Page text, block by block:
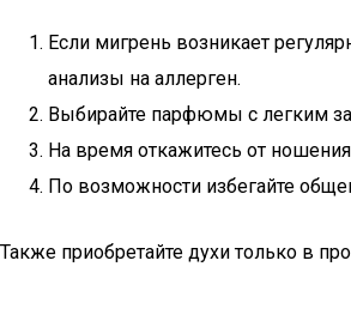
Если мигрень возникает
анализы на аллерген.
Выбирайте парфюмы с легким
На время откажитесь от
По возможности избегайте
Также приобретайте духи только в